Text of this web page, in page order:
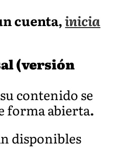
cuenta,inicia
(versión
contenido se
forma abierta.
disponibles